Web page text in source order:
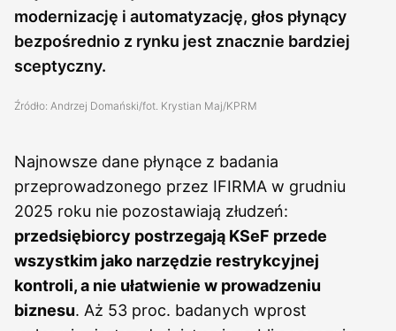
modernizację i automatyzację, głos płynący
bezpośrednio z rynku jest znacznie bardziej
sceptyczny.
Źródło: Andrzej Domański/fot. Krystian Maj/KPRM
Najnowsze dane płynące z badania
przeprowadzonego przez IFIRMA w grudniu
2025 roku nie pozostawiają złudzeń:
przedsiębiorcy postrzegają KSeF przede
wszystkim jako narzędzie restrykcyjnej
kontroli, a nie ułatwienie w prowadzeniu
biznesu. Aż 53 proc. badanych wprost